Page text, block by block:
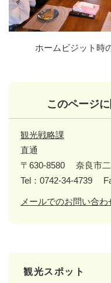
ホームビジット時
このページ
観光戦略課
直通
〒630-8580
奈良市
Tel：0742-34-4739
メールでのお問い合わ
観光スポット